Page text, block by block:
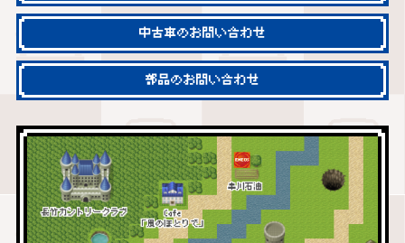
中古車のお問い合わせ
部品のお問い合わせ